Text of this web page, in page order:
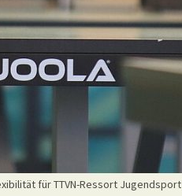
für TTVN-Ressort Jugendsport